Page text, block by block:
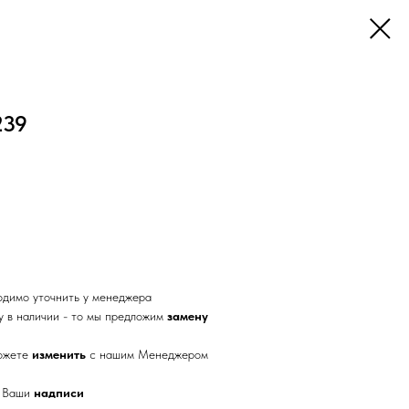
уточнить у менеджера
в наличии - то мы предложим замену
изменить с нашим Менеджером
Ваши надписи